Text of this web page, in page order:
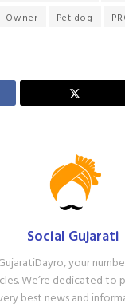
Owner Pet dog
Social Gujarati
your
We’re dedicated to
best news and